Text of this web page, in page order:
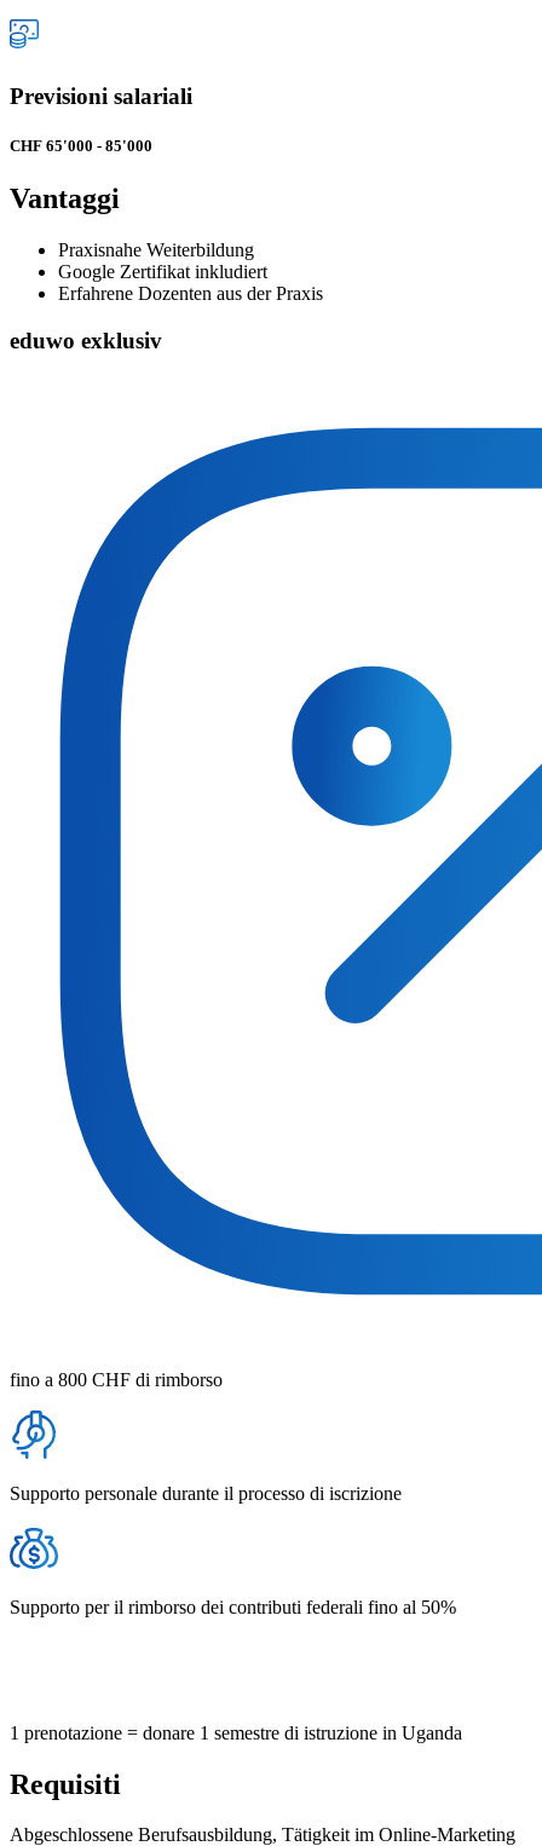
Previsioni salariali
CHF 65'000 - 85'000
Vantaggi
Praxisnahe Weiterbildung
Google Zertifikat inkludiert
Erfahrene Dozenten aus der Praxis
eduwo exklusiv
fino a 800 CHF di rimborso
Supporto personale durante il processo di iscrizione
Supporto per il rimborso dei contributi federali fino al 50%
1 prenotazione = donare 1 semestre di istruzione in Uganda
Requisiti
Abgeschlossene Berufsausbildung, Tätigkeit im Online-Marketing